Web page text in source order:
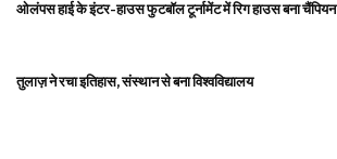
ओलंपस हाई के इंटर-हाउस फुटबॉल टूर्नामेंट में रिग हाउस बना चैंपियन
तुलाज़ ने रचा इतिहास, संस्थान से बना विश्वविद्यालय